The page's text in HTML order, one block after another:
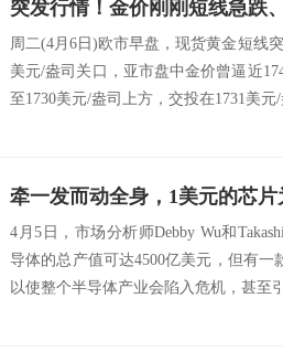
周二(4月6日)欧市早盘，现货黄金短线
美元/盎司关口，亚市盘中金价曾逼近
至1730美元/盎司上方，交投在1731美
4月5日，市场分析师Debby Wu和
导体的总产值可达4500亿美元，但有
以使整个半导体产业会陷入危机，甚至